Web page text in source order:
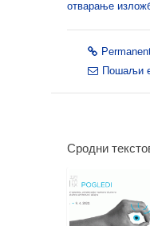
отварање
Пошаљи
Сродни